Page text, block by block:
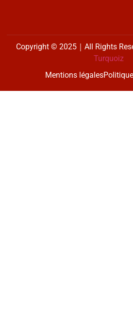
Copyright © 2025｜All Rights
Turquoiz
Mentions légales